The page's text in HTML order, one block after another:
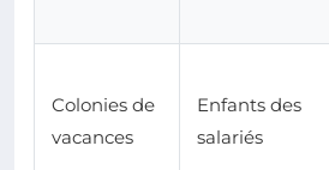
Colonies de
vacances
Enfants des
salariés